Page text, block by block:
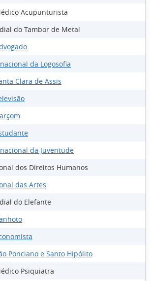
Acupunturista
do Tambor de Metal
da Logosofia
Clara de Assis
da Juventude
dos Direitos Humanos
das Artes
do Elefante
Ponciano e Santo Hipólito
Psiquiatra